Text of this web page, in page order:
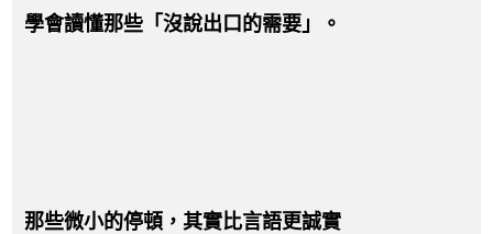
學會讀懂那些「沒說出口的需要」。
那些微小的停頓，其實比言語更誠實